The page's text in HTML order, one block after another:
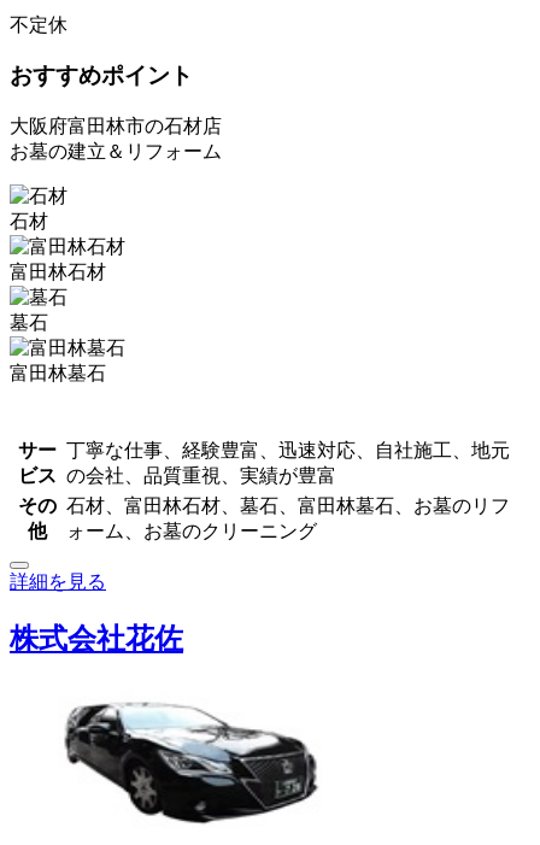
不定休
おすすめポイント
大阪府富田林市の石材店
お墓の建立＆リフォーム
石材
富田林石材
墓石
富田林墓石
サー
ビス
丁寧な仕事、経験豊富、迅速対応、自社施工、地元
の会社、品質重視、実績が豊富
その
他
石材、富田林石材、墓石、富田林墓石、お墓のリフ
ォーム、お墓のクリーニング
詳細を見る
株式会社花佐